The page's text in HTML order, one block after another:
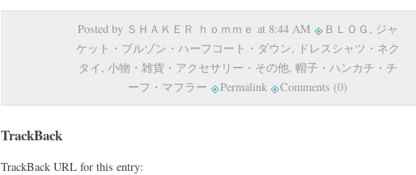
Posted by ＳＨＡＫＥＲ ｈｏｍｍｅ at 8:44 AM ＢＬＯＧ , ジャ
ケット・ブルゾン・ハーフコート・ダウン, ドレスシャツ・ネク
タイ, 小物・雑貨・アクセサリー・その他, 帽子・ハンカチ・チ
ーフ・マフラー
Permalink Comments (0)
TrackBack
TrackBack URL for this entry: